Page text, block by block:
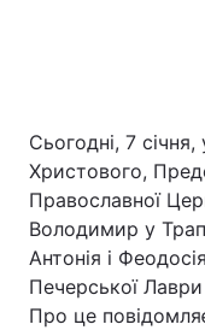
Сьогодні, 7
Христового,
Православної
Володимир у
Антонія і
Печерської
Про це